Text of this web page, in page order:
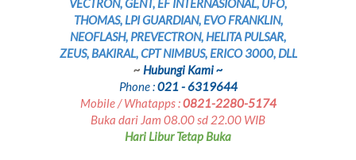
VECTRON, GENT, EF INTERNASIONAL, UFO,
THOMAS, LPI GUARDIAN, EVO FRANKLIN,
NEOFLASH, PREVECTRON, HELITA PULSAR,
ZEUS, BAKIRAL, CPT NIMBUS, ERICO 3000, DLL
~ Hubungi Kami ~
Phone :021 - 6319644
Mobile / Whatapps :0821-2280-5174
Buka dari Jam 08.00 sd 22.00 WIB
Hari Libur Tetap Buka